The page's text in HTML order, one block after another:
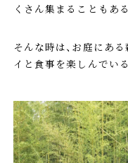
くさん集まることもあ
そんな時は、お庭にあ
イと食事を楽しんでい